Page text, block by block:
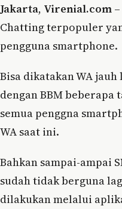
Jakarta, Virenial.com
Chatting terpopuler
pengguna smartphone.
Bisa dikatakan WA
dengan BBM
semua penggna
WA saat ini.
Bahkan sampai-ampai
sudah tidak berguna
dilakukan melalui